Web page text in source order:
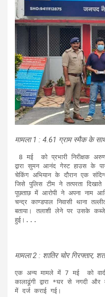
मामला 1 : 4.61 ग्राम स्मैक के
द्वारा सुमन आनंद गेस्ट हाउस के
चेकिंग अभियान के दौरान एक
जिसे पुलिस टीम ने तत्परता
पूछताछ में आरोपी ने अपना नाम
चन्द्र काण्डपाल निवासी थाना
बताया। तलाशी लेने पर उसके
हुई।...
मामला 2 : शातिर चोर गिरफ्तार,
एक अन्य मामले में 7 मई  को वादी
कालाढूंगी द्वारा *घर से नगदी और
में दर्ज कराई गई।